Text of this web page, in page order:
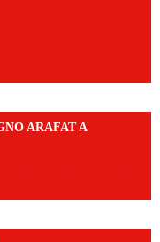
ARAFAT A